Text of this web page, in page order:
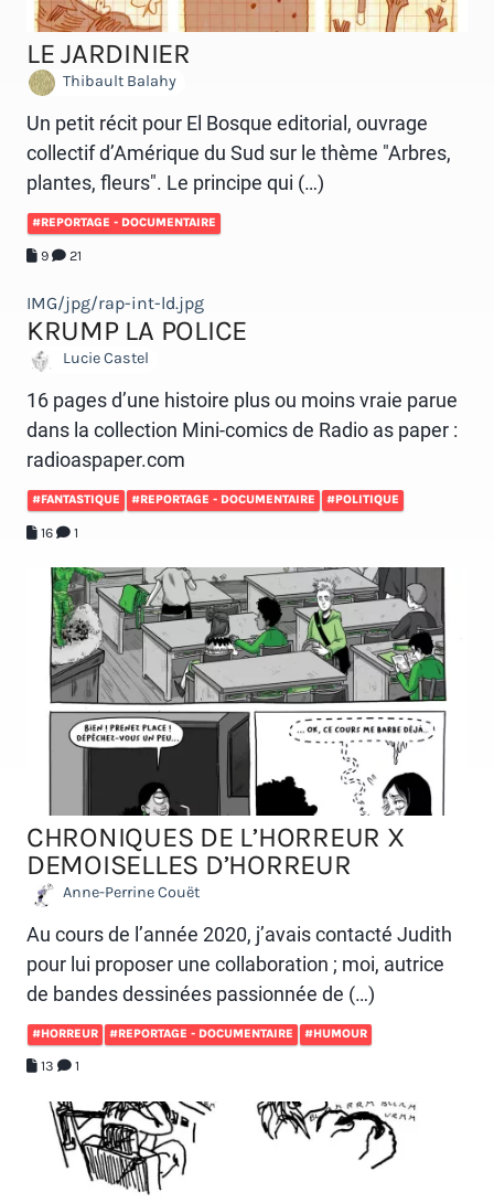
LE JARDINIER
Thibault Balahy
Un petit récit pour El Bosque editorial, ouvrage
collectif d’Amérique du Sud sur le thème "Arbres,
plantes, fleurs". Le principe qui (…)
#REPORTAGE - DOCUMENTAIRE
9 21
IMG/jpg/rap-int-ld.jpg
KRUMP LA POLICE
Lucie Castel
16 pages d’une histoire plus ou moins vraie parue
dans la collection Mini-comics de Radio as paper :
radioaspaper.com
#FANTASTIQUE #REPORTAGE - DOCUMENTAIRE #POLITIQUE
16 1
CHRONIQUES DE L’HORREUR X
DEMOISELLES D’HORREUR
Anne-Perrine Couët
Au cours de l’année 2020, j’avais contacté Judith
pour lui proposer une collaboration ; moi, autrice
de bandes dessinées passionnée de (…)
#HORREUR #REPORTAGE - DOCUMENTAIRE #HUMOUR
13 1